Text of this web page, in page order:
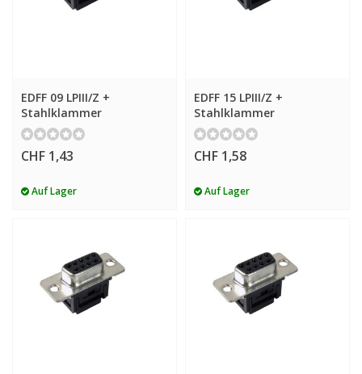
EDFF 09 LPIII/Z +
Stahlklammer
CHF 1,43
Auf Lager
EDFF 15 LPIII/Z +
Stahlklammer
CHF 1,58
Auf Lager